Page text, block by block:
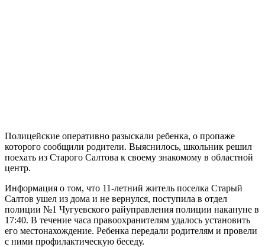
Полицейские оперативно разыскали ребенка, о пропаже
которого сообщили родители. Выяснилось, школьник решил
поехать из Старого Салтова к своему знакомому в областной
центр.
Информация о том, что 11-летний житель поселка Старый
Салтов ушел из дома и не вернулся, поступила в отдел
полиции №1 Чугуевского райуправления полиции накануне в
17:40. В течение часа правоохранителям удалось установить
его местонахождение. Ребенка передали родителям и провели
с ними профилактическую беседу.